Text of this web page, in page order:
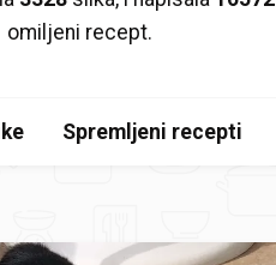
omiljeni recept.
Spremljeni recepti